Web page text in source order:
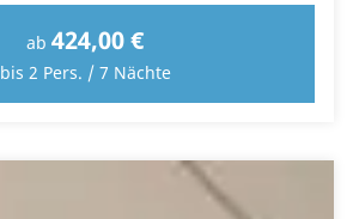
ab 424,00 €
bis 2 Pers. / 7 Nächte